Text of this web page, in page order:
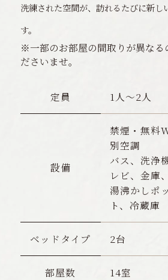
洗練された空間が、訪れるたびに新し
す。
※一部のお部屋の間取りが異なる
ださいませ。
定員 1人〜2人
設備
禁煙・無料
別空調
バス、洗浄
レビ、金庫、
湯沸かしポ
ト、冷蔵庫
ベッドタイプ 2台
部屋数 14室